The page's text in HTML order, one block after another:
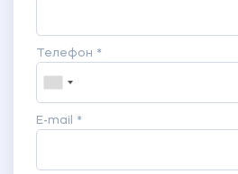
Телефон *
E-mail *